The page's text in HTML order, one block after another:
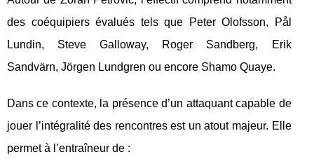
des coéquipiers évalués tels que Peter Olofsson, Pål
Lundin, Steve Galloway, Roger Sandberg, Erik
Sandvärn, Jörgen Lundgren ou encore Shamo Quaye.
Dans ce contexte, la présence d’un attaquant capable de
jouer l’intégralité des rencontres est un atout majeur. Elle
permet à l’entraîneur de :